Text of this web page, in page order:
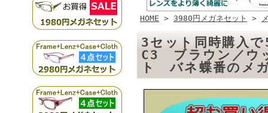
HOME > 3980円メガネセット >
3セット同時購入
C3 ブラウン／ウ
ト バネ蝶番のメ